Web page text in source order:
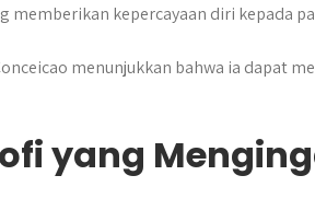
memberikan kepercayaan diri kepada
menunjukkan bahwa ia dapat
yang